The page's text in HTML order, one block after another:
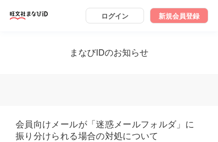
ログイン 新規会員登録
まなびIDのお知らせ
会員向けメールが「迷惑メールフォルダ」に
振り分けられる場合の対処について